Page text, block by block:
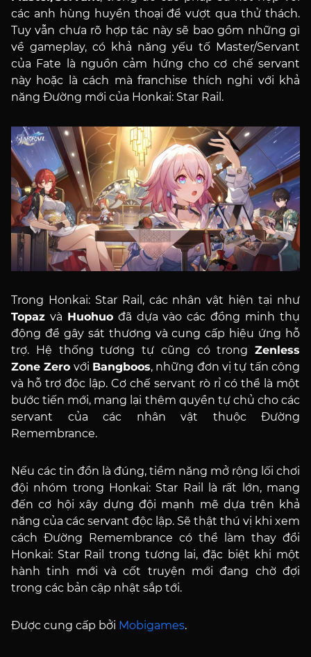
các anh hùng huyền thoại để vượt qua thử thách.
Tuy vẫn chưa rõ hợp tác này sẽ bao gồm những gì
về gameplay, có khả năng yếu tố Master/Servant
của Fate là nguồn cảm hứng cho cơ chế servant
này hoặc là cách mà franchise thích nghi với khả
năng Đường mới của Honkai: Star Rail.
Trong Honkai: Star Rail, các nhân vật hiện tại như
Topaz và Huohuođã dựa vào các đồng minh thụ
động để gây sát thương và cung cấp hiệu ứng hỗ
trợ. Hệ thống tương tự cũng có trong Zenless
Zone Zero với Bangboos, những đơn vị tự tấn công
và hỗ trợ độc lập. Cơ chế servant rò rỉ có thể là một
bước tiến mới, mang lại thêm quyền tự chủ cho các
servant của các nhân vật thuộc Đường
Remembrance.
Nếu các tin đồn là đúng, tiềm năng mở rộng lối chơi
đội nhóm trong Honkai: Star Rail là rất lớn, mang
đến cơ hội xây dựng đội mạnh mẽ dựa trên khả
năng của các servant độc lập. Sẽ thật thú vị khi xem
cách Đường Remembrance có thể làm thay đổi
Honkai: Star Rail trong tương lai, đặc biệt khi một
hành tinh mới và cốt truyện mới đang chờ đợi
trong các bản cập nhật sắp tới.
Được cung cấp bởi Mobigames.